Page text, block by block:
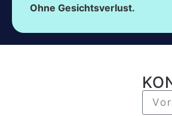
Ohne Gesichtsverlust.